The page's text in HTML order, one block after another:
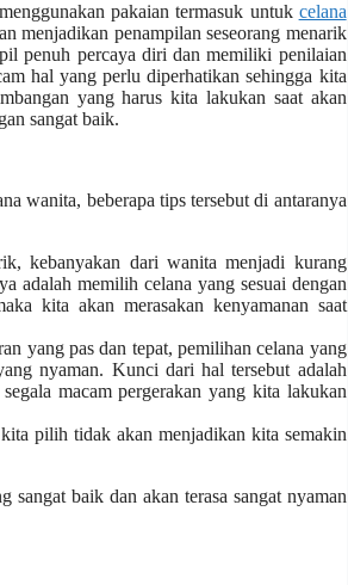
pakaian termasuk untuk celana
menjadikan penampilan seseorang menarik
penuh percaya diri dan memiliki penilaian
hal yang perlu diperhatikan sehingga kita
yang harus kita lakukan saat akan
sangat baik.
wanita, beberapa tips tersebut di antaranya
kebanyakan dari wanita menjadi kurang
adalah memilih celana yang sesuai dengan
kita akan merasakan kenyamanan saat
yang pas dan tepat, pemilihan celana yang
nyaman. Kunci dari hal tersebut adalah
macam pergerakan yang kita lakukan
pilih tidak akan menjadikan kita semakin
baik dan akan terasa sangat nyaman